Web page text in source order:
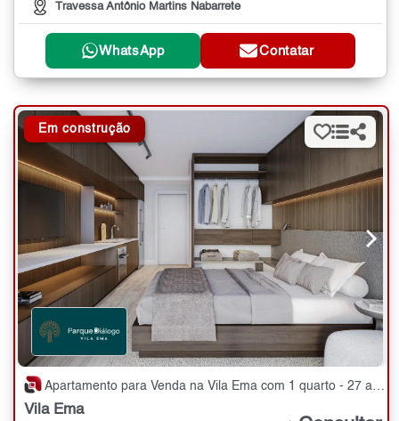
Travessa Antônio Martins Nabarrete
WhatsApp Contatar
Em construção
Apartamento para Venda na Vila Ema com 1 quarto - 27 a 38 m²
Vila Ema